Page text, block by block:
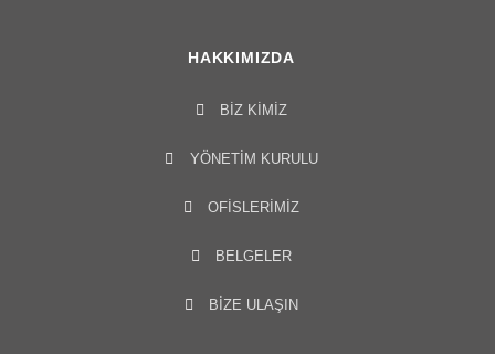
HAKKIMIZDA
BIZ KIMIZ
YÖNETIM KURULU​
OFISLERIMIZ
BELGELER
BİZE ULAŞIN